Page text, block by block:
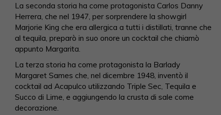
La seconda storia ha come protagonista Carlos Danny
Herrera, che nel 1947, per sorprendere la showgirl
Marjorie King che era allergica a tutti i distillati, tranne che
al tequila, preparò in suo onore un cocktail che chiamò
appunto Margarita.
La terza storia ha come protagonista la Barlady
Margaret Sames che, nel dicembre 1948, inventò il
cocktail ad Acapulco utilizzando Triple Sec, Tequila e
Succo di Lime, e aggiungendo la crusta di sale come
decorazione.